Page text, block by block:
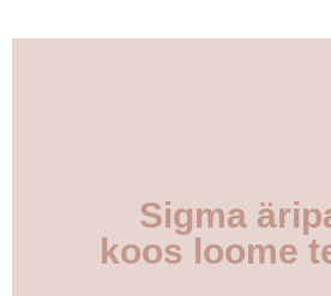
Sigma
koos loome